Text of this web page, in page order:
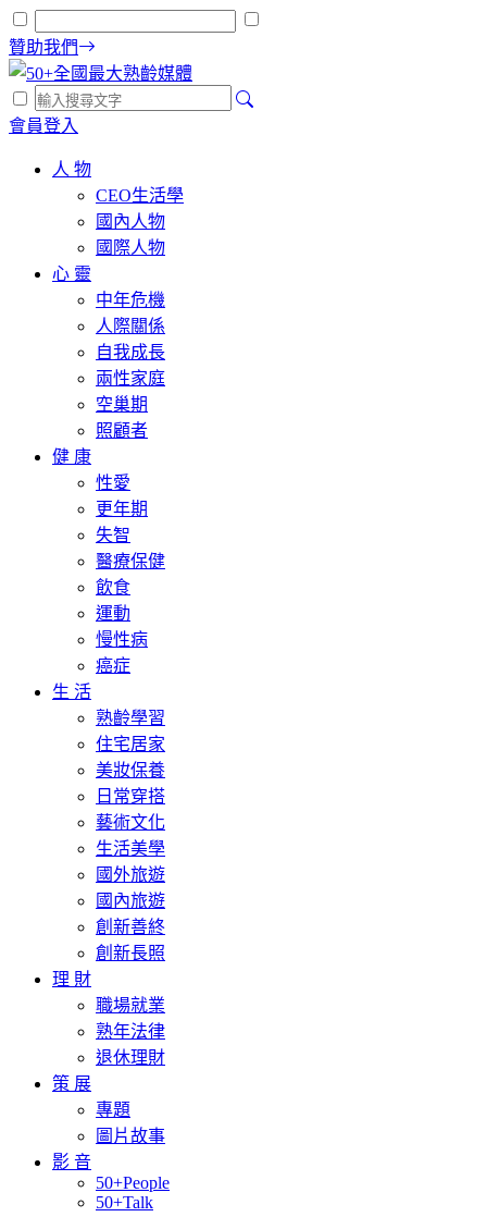
贊助我們
會員登入
人 物
CEO生活學
國內人物
國際人物
心 靈
中年危機
人際關係
自我成長
兩性家庭
空巢期
照顧者
健 康
性愛
更年期
失智
醫療保健
飲食
運動
慢性病
癌症
生 活
熟齡學習
住宅居家
美妝保養
日常穿搭
藝術文化
生活美學
國外旅遊
國內旅遊
創新善終
創新長照
理 財
職場就業
熟年法律
退休理財
策 展
專題
圖片故事
影 音
50+People
50+Talk